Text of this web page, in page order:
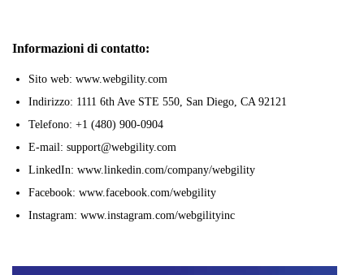
Informazioni di contatto:
Sito web: www.webgility.com
Indirizzo: 1111 6th Ave STE 550, San Diego, CA 92121
Telefono: +1 (480) 900-0904
E-mail: support@webgility.com
LinkedIn: www.linkedin.com/company/webgility
Facebook: www.facebook.com/webgility
Instagram: www.instagram.com/webgilityinc